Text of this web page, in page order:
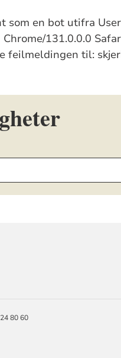
en bot utifra
131.0.0.0
feilmeldingen til:
80 60